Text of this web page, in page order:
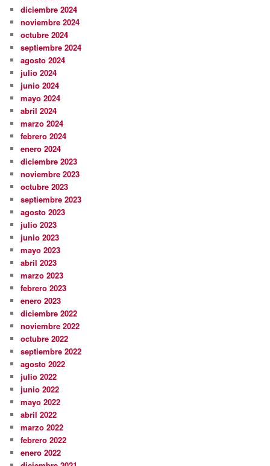
diciembre 2024
noviembre 2024
octubre 2024
septiembre 2024
agosto 2024
julio 2024
junio 2024
mayo 2024
abril 2024
marzo 2024
febrero 2024
enero 2024
diciembre 2023
noviembre 2023
octubre 2023
septiembre 2023
agosto 2023
julio 2023
junio 2023
mayo 2023
abril 2023
marzo 2023
febrero 2023
enero 2023
diciembre 2022
noviembre 2022
octubre 2022
septiembre 2022
agosto 2022
julio 2022
junio 2022
mayo 2022
abril 2022
marzo 2022
febrero 2022
enero 2022